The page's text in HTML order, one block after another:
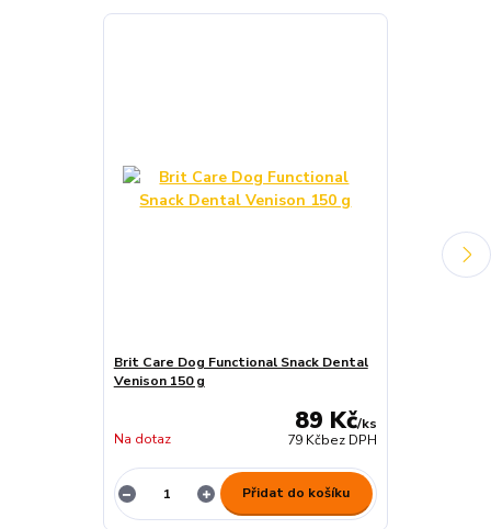
Brit Care Dog Functional Snack Dental
Venison 150 g
89 Kč/ks
79 Kčbez DPH
Na dotaz
Přidat do košíku